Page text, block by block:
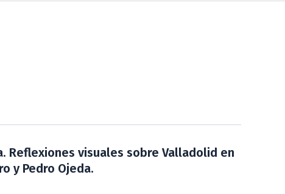
Reflexiones visuales sobre Valladolid en
y Pedro Ojeda.